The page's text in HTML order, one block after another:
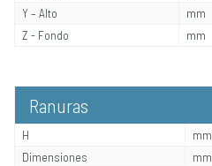
Y – Alto
mm
Z - Fondo
mm
Ranuras
H mm
Dimensiones
mm